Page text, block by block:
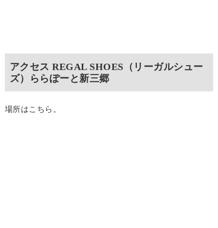
アクセス REGAL SHOES（リーガルシュー
ズ）ららぽーと新三郷
場所はこちら。